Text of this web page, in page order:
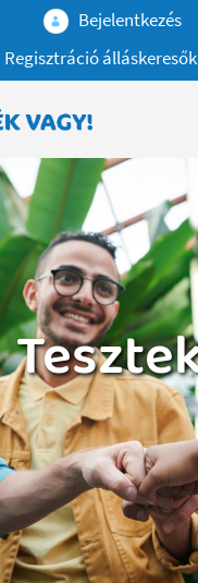
Bejelentkezés
Regisztráció